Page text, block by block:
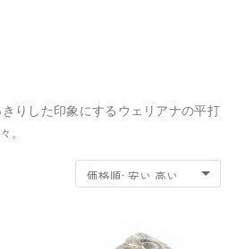
りした印象にするウェリアナの平打
。